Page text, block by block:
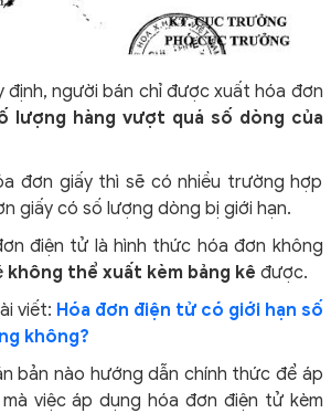
người bán chỉ được xuất hóa đơn
lượng hàng vượt quá số dòng của
đơn giấy thì sẽ có nhiều trường hợp
giấy có số lượng dòng bị giới hạn.
điện tử là hình thức hóa đơn không
không thể xuất kèm bảng kê được.
viết: Hóa đơn điện tử có giới hạn số
không?
bản nào hướng dẫn chính thức để áp
việc áp dụng hóa đơn điện tử kèm